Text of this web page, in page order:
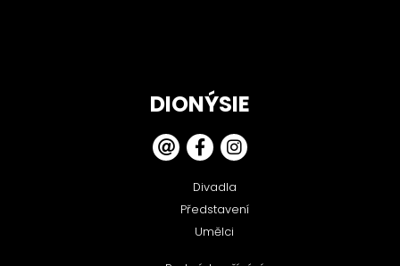
DIONÝSIE
Divadla
Představení
Umělci